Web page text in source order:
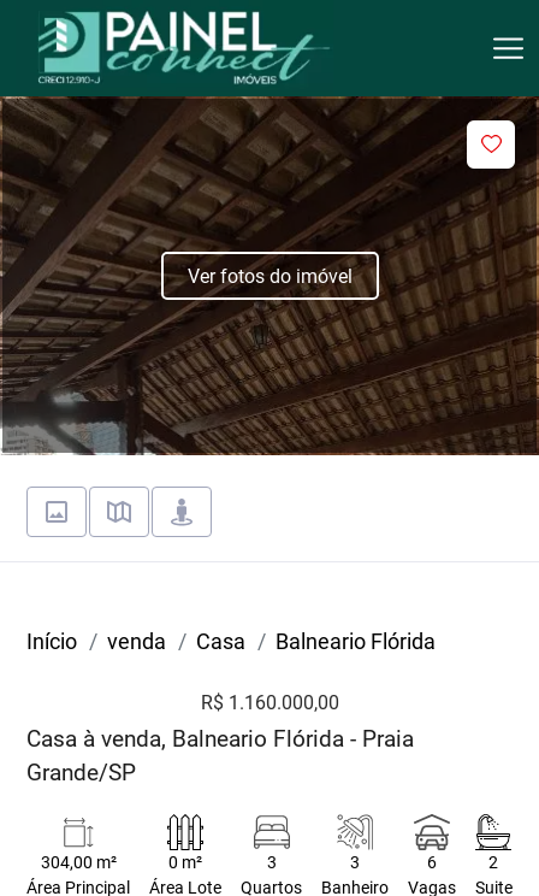
Ver fotos do imóvel
Início venda Casa Balneario Flórida
R$ 1.160.000,00
Casa à venda, Balneario Flórida - Praia
Grande/SP
304,00 m²
Área Principal
0 m²
Área Lote
3
Quartos
3
Banheiro
6
Vagas
2
Suite